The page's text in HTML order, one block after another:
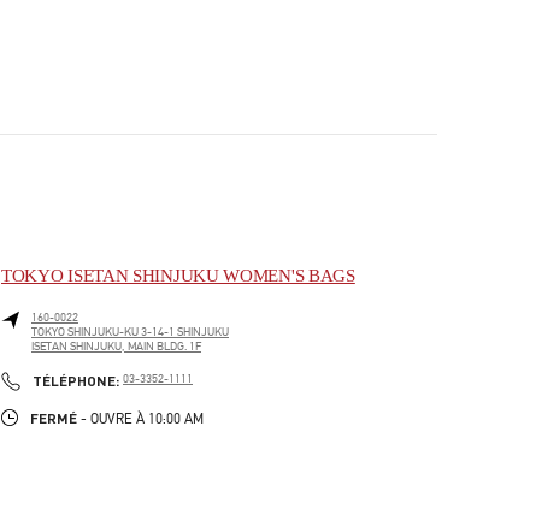
TOKYO ISETAN SHINJUKU WOMEN'S BAGS
160-0022
TOKYOSHINJUKU-KU3-14-1 SHINJUKU
ISETAN SHINJUKU, MAIN BLDG. 1F
TÉLÉPHONE: PHONE
03-3352-1111
FERMÉ - OUVRE À 10:00 AM